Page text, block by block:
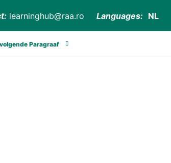
learninghub@raa.ro Languages: NL
Paragraaf